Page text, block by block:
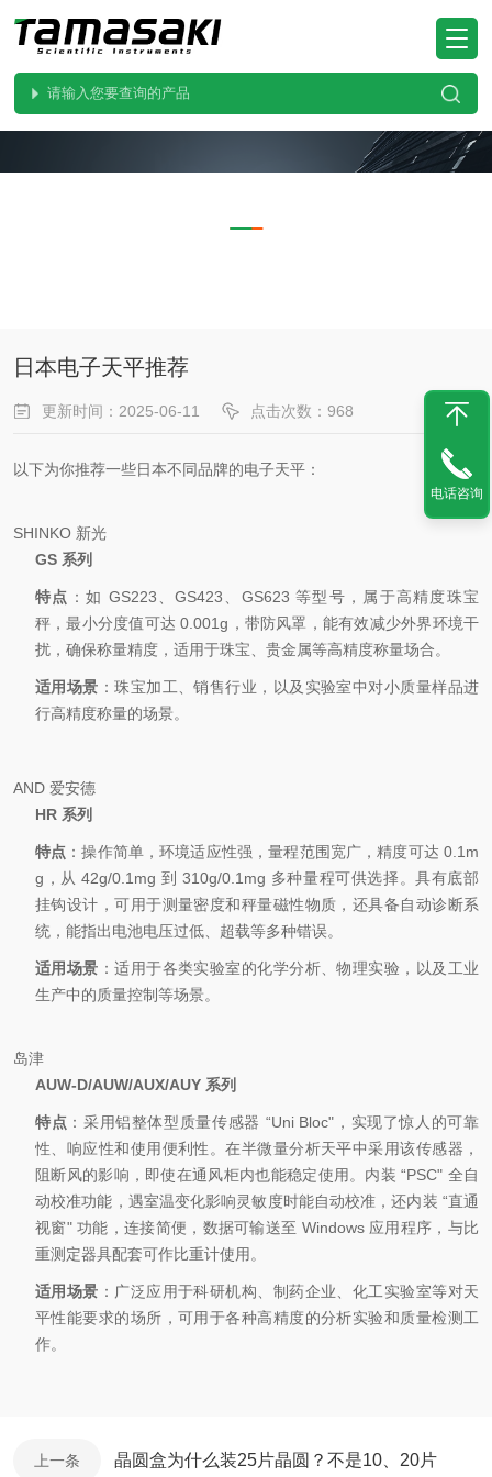
日本电子天平推荐
更新时间：2025-06-11 点击次数：968
以下为你推荐一些日本不同品牌的电子天平：
SHINKO 新光
GS 系列
特点 ：如 GS223、GS423、GS623 等型号，属于高精度珠宝
秤，最小分度值可达 0.001g，带防风罩，能有效减少外界环境干
扰，确保称量精度，适用于珠宝、贵金属等高精度称量场合。
适用场景 ：珠宝加工、销售行业，以及实验室中对小质量样品进
行高精度称量的场景。
AND 爱安德
HR 系列
特点 ：操作简单，环境适应性强，量程范围宽广，精度可达 0.1m
g，从 42g/0.1mg 到 310g/0.1mg 多种量程可供选择。具有底部
挂钩设计，可用于测量密度和秤量磁性物质，还具备自动诊断系
统，能指出电池电压过低、超载等多种错误。
适用场景 ：适用于各类实验室的化学分析、物理实验，以及工业
生产中的质量控制等场景。
岛津
AUW-D/AUW/AUX/AUY 系列
特点 ：采用铝整体型质量传感器 “Uni Bloc"，实现了惊人的可靠
性、响应性和使用便利性。在半微量分析天平中采用该传感器，
阻断风的影响，即使在通风柜内也能稳定使用。内装 “PSC" 全自
动校准功能，遇室温变化影响灵敏度时能自动校准，还内装 “直通
视窗" 功能，连接简便，数据可输送至 Windows 应用程序，与比
重测定器具配套可作比重计使用。
适用场景 ：广泛应用于科研机构、制药企业、化工实验室等对天
平性能要求的场所，可用于各种高精度的分析实验和质量检测工
作。
上一条 晶圆盒为什么装25片晶圆？不是10、20片
电话咨询